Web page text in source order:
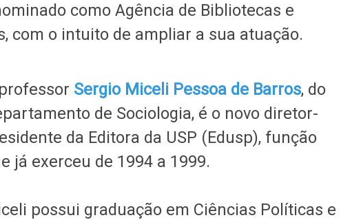
como Agência de Bibliotecas e
com o intuito de ampliar a sua atuação.
Sergio Miceli Pessoa de Barros, do
de Sociologia, é o novo diretor-
da Editora da USP (Edusp), função
já exerceu de 1994 a 1999.
possui graduação em Ciências Políticas e